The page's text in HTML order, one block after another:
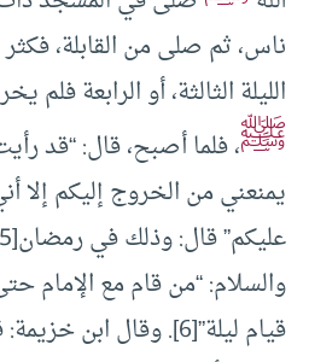
ناس، ثم صلى من القابلة،
الليلة الثالثة، أو الرابعة فلم
ﷺ، فلما أصبح، قال: “قد
يمنعني من الخروج إليكم
والسلام: “من قام مع الإمام
قيام ليلة”[6]. وقال ابن